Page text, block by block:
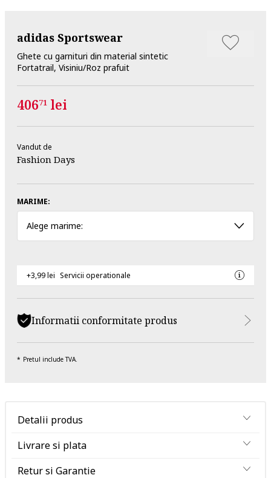
adidas Sportswear
Ghete cu garnituri din material sintetic
Fortatrail, Visiniu/Roz prafuit
40671 lei
Vandut de
Fashion Days
MARIME:
Alege marime:
+3,99 lei Servicii operationale
Informatii conformitate produs
Pretul include TVA.
Detalii produs
Livrare si plata
Retur si Garantie